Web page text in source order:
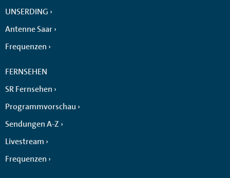
UNSERDING
Antenne Saar
Frequenzen
FERNSEHEN
SR Fernsehen
Programmvorschau
Sendungen A-Z
Livestream
Frequenzen